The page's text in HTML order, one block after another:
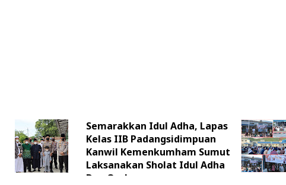
Semarakkan Idul Adha, Lapas
Kelas IIB Padangsidimpuan
Kanwil Kemenkumham Sumut
Laksanakan Sholat Idul Adha
Dan Qurban